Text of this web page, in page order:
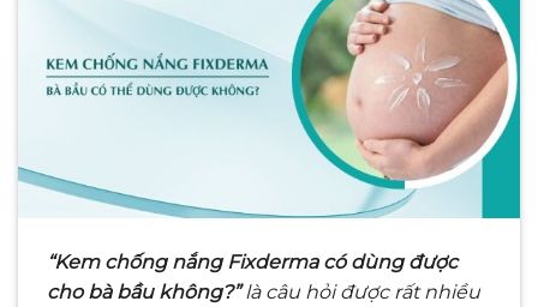
“Kem chống nắng Fixderma có dùng được
cho bà bầu không?”là câu hỏi được rất nhiều